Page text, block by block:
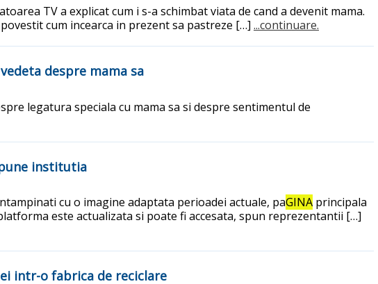
TV a explicat cum i s-a schimbat viata de cand a devenit mama.
cum incearca in prezent sa pastreze […] ...continuare.
despre mama sa
legatura speciala cu mama sa si despre sentimentul de
institutia
cu o imagine adaptata perioadei actuale, paGINA principala
este actualizata si poate fi accesata, spun reprezentantii […]
intr-o fabrica de reciclare